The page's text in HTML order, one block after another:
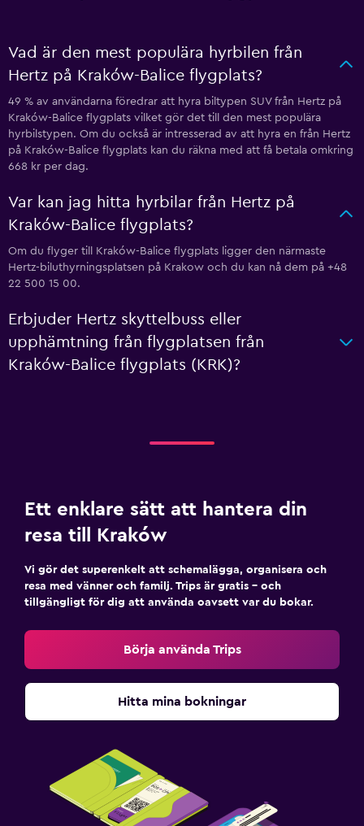
Vad är den mest populära hyrbilen från
Hertz på Kraków-Balice flygplats?
49 % av användarna föredrar att hyra biltypen SUV från Hertz på
Kraków-Balice flygplats vilket gör det till den mest populära
hyrbilstypen. Om du också är intresserad av att hyra en från Hertz
på Kraków-Balice flygplats kan du räkna med att få betala omkring
668 kr per dag.
Var kan jag hitta hyrbilar från Hertz på
Kraków-Balice flygplats?
Om du flyger till Kraków-Balice flygplats ligger den närmaste
Hertz-biluthyrningsplatsen på Krakow och du kan nå dem på +48
22 500 15 00.
Erbjuder Hertz skyttelbuss eller
upphämtning från flygplatsen från
Kraków-Balice flygplats (KRK)?
Ett enklare sätt att hantera din
resa till Kraków
Vi gör det superenkelt att schemalägga, organisera och
resa med vänner och familj. Trips är gratis – och
tillgängligt för dig att använda oavsett var du bokar.
Börja använda Trips
Hitta mina bokningar